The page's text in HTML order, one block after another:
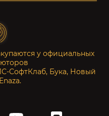
у официальных
СофтКлаб, Бука, Новый